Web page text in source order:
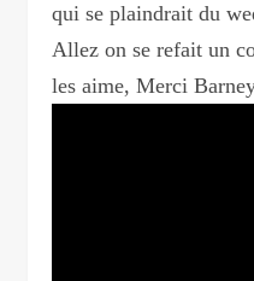
qui se plaindrait du
Allez on se refait un
les aime, Merci